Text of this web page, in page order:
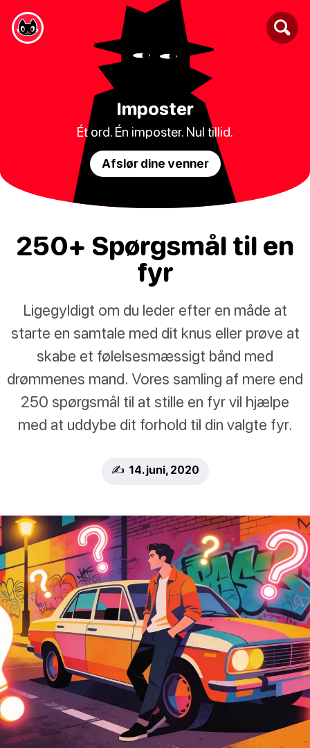
Imposter
Ét ord. Én imposter. Nul tillid.
Afslør dine venner
250+ Spørgsmål til en
fyr
Ligegyldigt om du leder efter en måde at
starte en samtale med dit knus eller prøve at
skabe et følelsesmæssigt bånd med
drømmenes mand. Vores samling af mere end
250 spørgsmål til at stille en fyr vil hjælpe
med at uddybe dit forhold til din valgte fyr.
✍️ 14. juni, 2020